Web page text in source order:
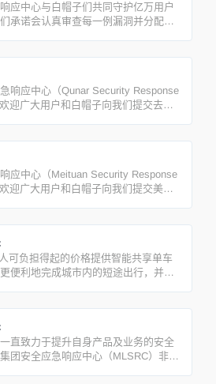
应中心与白帽子们共同守护亿万用户
承诺会认真审查每一例漏洞并分配审
响应中心（Qunar Security Response
迎广大用户和白帽子向我们提交去哪
应中心（Meituan Security Response
迎广大用户和白帽子向我们提交美团
可负担得起的价格提供智能共享单车
便利地完成城市内的短途出行，并帮
直致力于提升自身产品及业务的安全
团安全应急响应中心（MLSRC）非常